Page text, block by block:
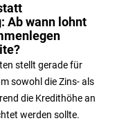
Ab wann lohnt
stellt gerade für
sowohl die Zins- als
die Kredithöhe an
werden sollte.